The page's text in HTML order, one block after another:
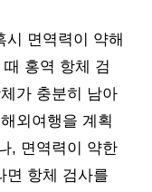
시 면역력이 약해
홍역 항체 검
가 충분히 남아
외여행을 계획
, 면역력이 약한
면 항체 검사를